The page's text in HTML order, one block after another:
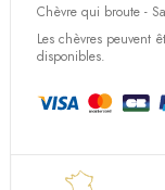
Chèvre qui broute -
Les chèvres peuvent
disponibles.